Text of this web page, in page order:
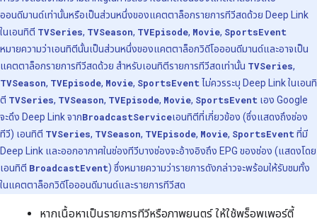
ออนดีมานด์เท่านั้นหรือเป็นส่วนหนึ่งของแคตตาล็อกรายการทีวีสดด้วย Deep Link
ในเอนทิตี TVSeries, TVSeason, TVEpisode, Movie, SportsEvent
หมายความว่าเอนทิตีนั้นเป็นส่วนหนึ่งของแคตตาล็อกวิดีโอออนดีมานด์และอาจเป็น
แคตตาล็อกรายการทีวีสดด้วย สำหรับเอนทิตีรายการทีวีสดเท่านั้น TVSeries,
TVSeason, TVEpisode, Movie, SportsEvent ไม่ควรระบุ Deep Link ในเอนทิ
ตี TVSeries, TVSeason, TVEpisode, Movie, SportsEvent เอง Google
จะดึง Deep Link จากBroadcastServiceเอนทิตีที่เกี่ยวข้อง (ซึ่งแสดงถึงช่อง
ทีวี) เอนทิตี TVSeries, TVSeason, TVEpisode, Movie, SportsEvent ที่มี
Deep Link และออกอากาศในช่องทีวีบางช่องจะอ้างอิงถึง EPG ของช่อง (แสดงโดย
เอนทิตี BroadcastEvent) ซึ่งหมายความว่ารายการดังกล่าวจะพร้อมให้รับชมทั้ง
ในแคตตาล็อกวิดีโอออนดีมานด์และรายการทีวีสด
หากเนื้อหาเป็นรายการทีวีหรือภาพยนตร์ ให้ใช้พร็อพเพอร์ตี้